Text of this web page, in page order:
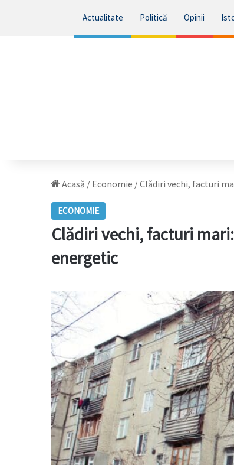
Actualitate Politică Opinii
Acasă / Economie /Clădiri vechi, facturi
ECONOMIE
Clădiri vechi, facturi
energetic